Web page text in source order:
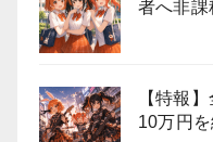
者へ非課
【特報
10万円を